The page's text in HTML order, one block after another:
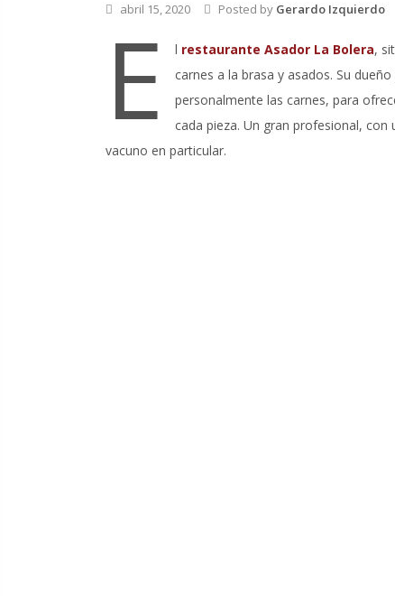
abril 15, 2020 Posted by Gerardo Izquierdo
E l restaurante Asador La Bolera,
carnes a la brasa y asados. Su
personalmente las carnes, para
cada pieza. Un gran profesional,
vacuno en particular.